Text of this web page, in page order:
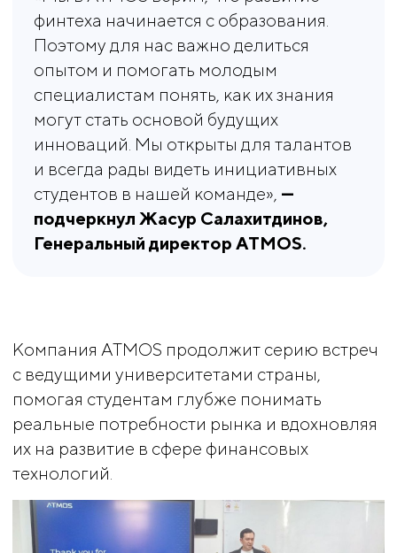
финтеха начинается с образования.
Поэтому для нас важно делиться
опытом и помогать молодым
специалистам понять, как их знания
могут стать основой будущих
инноваций. Мы открыты для талантов
и всегда рады видеть инициативных
студентов в нашей команде», —
подчеркнул Жасур Салахитдинов,
Генеральный директор ATMOS.
Компания ATMOS продолжит серию встреч
с ведущими университетами страны,
помогая студентам глубже понимать
реальные потребности рынка и вдохновляя
их на развитие в сфере финансовых
технологий.